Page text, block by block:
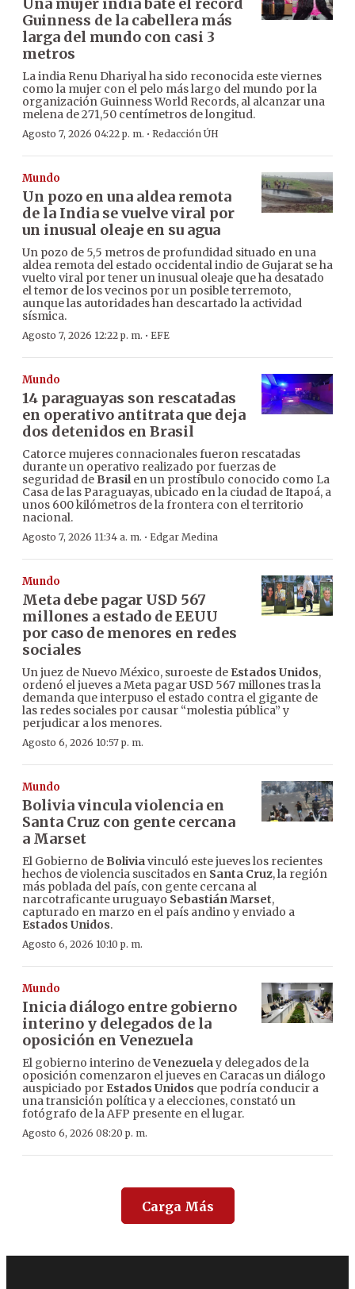
Una mujer india bate el récord
Guinness de la cabellera más
larga del mundo con casi 3
metros
La india Renu Dhariyal ha sido reconocida este viernes
como la mujer con el pelo más largo del mundo por la
organización Guinness World Records, al alcanzar una
melena de 271,50 centímetros de longitud.
Agosto 7, 2026 04:22 p. m. · Redacción ÚH
Mundo
Un pozo en una aldea remota
de la India se vuelve viral por
un inusual oleaje en su agua
Un pozo de 5,5 metros de profundidad situado en una
aldea remota del estado occidental indio de Gujarat se ha
vuelto viral por tener un inusual oleaje que ha desatado
el temor de los vecinos por un posible terremoto,
aunque las autoridades han descartado la actividad
sísmica.
Agosto 7, 2026 12:22 p. m. · EFE
Mundo
14 paraguayas son rescatadas
en operativo antitrata que deja
dos detenidos en Brasil
Catorce mujeres connacionales fueron rescatadas
durante un operativo realizado por fuerzas de
seguridad de Brasilen un prostíbulo conocido como La
Casa de las Paraguayas, ubicado en la ciudad de Itapoá, a
unos 600 kilómetros de la frontera con el territorio
nacional.
Agosto 7, 2026 11:34 a. m. · Edgar Medina
Mundo
Meta debe pagar USD 567
millones a estado de EEUU
por caso de menores en redes
sociales
Un juez de Nuevo México, suroeste de Estados Unidos,
ordenó el jueves a Meta pagar USD 567 millones tras la
demanda que interpuso el estado contra el gigante de
las redes sociales por causar “molestia pública” y
perjudicar a los menores.
Agosto 6, 2026 10:57 p. m.
Mundo
Bolivia vincula violencia en
Santa Cruz con gente cercana
a Marset
El Gobierno de Boliviavinculó este jueves los recientes
hechos de violencia suscitados en Santa Cruz, la región
más poblada del país, con gente cercana al
narcotraficante uruguayo Sebastián Marset,
capturado en marzo en el país andino y enviado a
Estados Unidos.
Agosto 6, 2026 10:10 p. m.
Mundo
Inicia diálogo entre gobierno
interino y delegados de la
oposición en Venezuela
El gobierno interino deVenezuelay delegados de la
oposición comenzaron el jueves en Caracas un diálogo
auspiciado por Estados Unidos que podría conducir a
una transición política y a elecciones, constató un
fotógrafo de la AFP presente en el lugar.
Agosto 6, 2026 08:20 p. m.
Carga Más